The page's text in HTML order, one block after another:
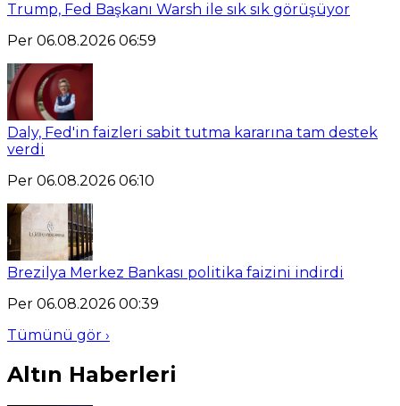
Trump, Fed Başkanı Warsh ile sık sık görüşüyor
Per 06.08.2026 06:59
Daly, Fed'in faizleri sabit tutma kararına tam destek
verdi
Per 06.08.2026 06:10
Brezilya Merkez Bankası politika faizini indirdi
Per 06.08.2026 00:39
Tümünü gör ›
Altın Haberleri